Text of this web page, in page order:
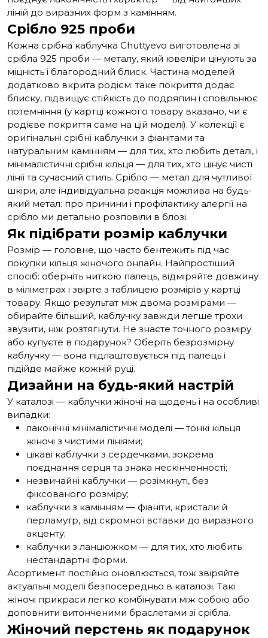
ліній до виразних форм з камінням.
Срібло 925 проби
Кожна срібна каблучка Chuttyevo виготовлена зі
срібла 925 проби — металу, який ювеліри цінують за
міцність і благородний блиск. Частина моделей
додатково вкрита родієм: таке покриття додає
блиску, підвищує стійкість до подряпин і сповільнює
потемніння (у картці кожного товару вказано, чи є
родієве покриття саме на цій моделі). У колекції є
оригінальні срібні каблучки з фіанітами та
натуральним камінням — для тих, хто любить деталі, і
мінімалістичні срібні кільця — для тих, хто цінує чисті
лінії та сучасний стиль. Срібло — метал для чутливої
шкіри, але індивідуальна реакція можлива на будь-
який метал: про причини і профілактику алергії на
срібло ми детально розповіли в блозі.
Як підібрати розмір каблучки
Розмір — головне, що часто бентежить під час
покупки кільця жіночого онлайн. Найпростіший
спосіб: оберніть ниткою палець, відміряйте довжину
в міліметрах і звірте з таблицею розмірів у картці
товару. Якщо результат між двома розмірами —
обирайте більший, каблучку завжди легше трохи
звузити, ніж розтягнути. Не знаєте точного розміру
або купуєте в подарунок? Оберіть безрозмірну
каблучку — вона підлаштовується під палець і
підійде майже кожній руці.
Дизайни на будь-який настрій
У каталозі — каблучки жіночі на щодень і на особливі
випадки:
лаконічні мінімалістичні моделі — тонкі кільця
жіночі з чистими лініями;
цікаві каблучки з сердечками, зокрема
поєднання серця та знака нескінченності;
незвичайні каблучки — розімкнуті, без
фіксованого розміру;
каблучки з камінням — фіаніти, кристали й
перламутр, від скромної вставки до виразного
акценту;
каблучки з ланцюжком — для тих, хто любить
нестандартні форми.
Асортимент постійно оновлюється, тож звіряйте
актуальні моделі безпосередньо в каталозі. Такі
жіночі прикраси легко комбінувати між собою або
доповнити витонченими браслетами зі срібла.
Жіночий перстень як подарунок